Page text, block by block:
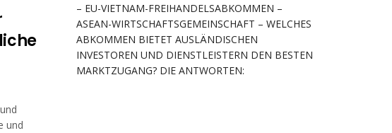
und
– EU-VIETNAM-FREIHANDELSABKOMMEN –
ASEAN-WIRTSCHAFTSGEMEINSCHAFT – WELCHES
ABKOMMEN BIETET AUSLÄNDISCHEN
INVESTOREN UND DIENSTLEISTERN DEN BESTEN
MARKTZUGANG? DIE ANTWORTEN: